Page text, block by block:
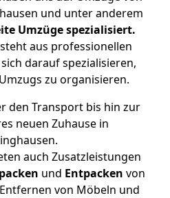
und unter anderem
Umzüge spezialisiert.
aus professionellen
darauf spezialisieren,
zu organisieren.
den Transport bis hin zur
neuen Zuhause in
auch Zusatzleistungen
und Entpacken von
von Möbeln und